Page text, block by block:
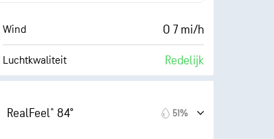
Wind O 7 mi/h
Luchtkwaliteit Redelijk
RealFeel® 84° 51%